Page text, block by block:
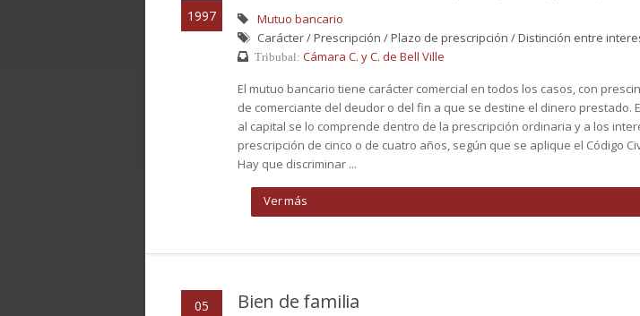
1997
Mutuo bancario
Carácter / Prescripción / Plazo de prescripción / Distinción entre
Tribubal: Cámara C. y C. de Bell Ville
El mutuo bancario tiene carácter comercial en todos los casos, con
de comerciante del deudor o del fin a que se destine el dinero prestado.
al capital se lo comprende dentro de la prescripción ordinaria y a los
prescripción de cinco o de cuatro años, según que se aplique el Código
Hay que discriminar ...
Ver más
05 Bien de familia